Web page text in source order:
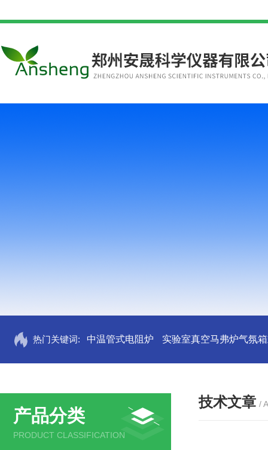
热门关键词: 中温管式电阻炉 实验室真空马弗炉气氛
产品分类
PRODUCT CLASSIFICATION
技术文章 /